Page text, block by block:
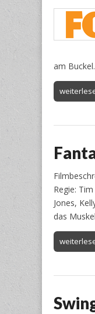
am
Regie:
Jones,
das